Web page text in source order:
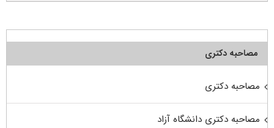
مصاحبه دکتری
مصاحبه دکتری
مصاحبه دکتری دانشگاه آزاد